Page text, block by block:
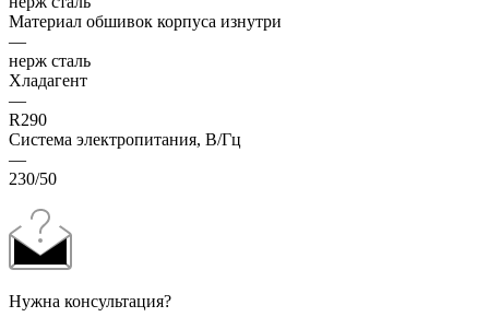
Материал обшивок корпуса изнутри
—
нерж сталь
Хладагент
—
R290
Система электропитания, В/Гц
—
230/50
Нужна консультация?